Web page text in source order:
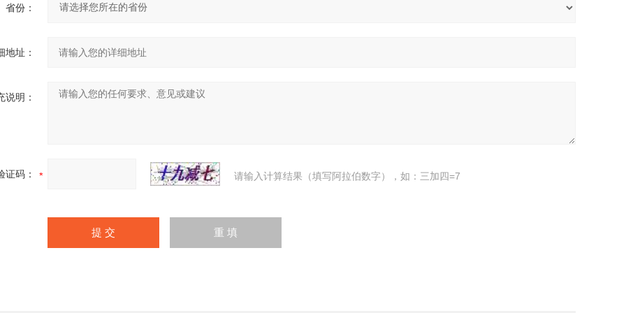
省份：
地址：
说明：
证码： 请输入计算结果（填写阿拉伯数字），如：三加四=7